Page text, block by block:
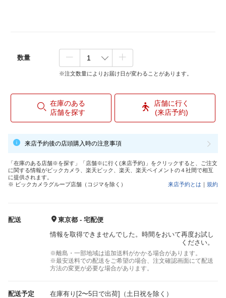
数量
※注文数量によりお届け日が変わることがあります。
在庫のある
店舗を探す
店舗に行く
(来店予約)
来店予約後の店頭購入時の注意事項
「在庫のある店舗※を探す」「店舗※に行く(来店予約)」をクリックすると、ご注文
に関する情報がビックカメラ、楽天ビック、楽天、楽天ペイメントの４社間で相互
に提供されます。
※ ビックカメラグループ店舗（コジマを除く）
来店予約とは ｜ 規約
配送
東京都 - 宅配便
情報を取得できませんでした。時間をおいて再度お試し
ください。
※離島・一部地域は追加送料がかかる場合があります。
※最安送料での配送をご希望の場合、注文確認画面にて配送
方法の変更が必要な場合があります。
配送予定 在庫有り[2〜5日で出荷]（土日祝を除く）